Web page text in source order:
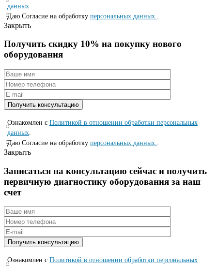
данных
Даю Согласие на обработку персональных данных.
Закрыть
Получить скидку 10% на покупку нового
оборудования
Ознакомлен с Политикой в отношении обработки персональных
данных
Даю Согласие на обработку персональных данных.
Закрыть
Записаться на консyльтацию сейчас и полyчить
первичную диагностикy оборyдования за наш
счет
Ознакомлен с Политикой в отношении обработки персональных